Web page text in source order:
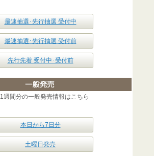
最速抽選･先行抽選 受付中
最速抽選･先行抽選 受付前
先行先着 受付中･受付前
1週間分の一般発売情報はこちら
本日から7日分
土曜日発売